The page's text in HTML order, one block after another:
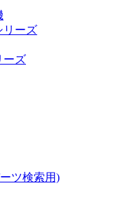
リーズ
ーズ
ツ検索用)